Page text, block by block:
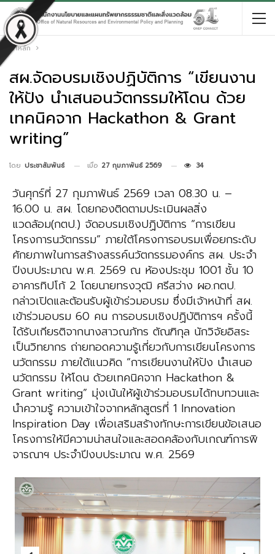
หน้าหลัก
สผ.จัดอบรมเชิงปฏิบัติการ “เขียนงาน
ให้ปัง นำเสนอนวัตกรรมให้โดน ด้วย
เทคนิคจาก Hackathon & Grant
writing”
โดย ประชาสัมพันธ์ เมื่อ 27 กุมภาพันธ์ 2569 34
วันศุกร์ที่ 27 กุมภาพันธ์ 2569 เวลา 08.30 น. –
16.00 น. สผ. โดยกองติดตามประเมินผลสิ่ง
แวดล้อม(กตป.) จัดอบรมเชิงปฏิบัติการ “การเขียน
โครงการนวัตกรรม” ภายใต้โครงการอบรมเพื่อยกระดับ
ศักยภาพในการสร้างสรรค์นวัตกรรมองค์กร สผ. ประจำ
ปีงบประมาณ พ.ศ. 2569 ณ ห้องประชุม 1001 ชั้น 10
อาคารทิปโก้ 2 โดยนายทรงวุฒิ ศรีสว่าง ผอ.กตป.
กล่าวเปิดและต้อนรับผู้เข้าร่วมอบรม ซึ่งมีเจ้าหน้าที่ สผ.
เข้าร่วมอบรม 60 คน การอบรมเชิงปฏิบัติการฯ ครั้งนี้
ได้รับเกียรติจากนางสาวณภัทร ตัณฑิกุล นักวิจัยอิสระ
เป็นวิทยากร ถ่ายทอดความรู้เกี่ยวกับการเขียนโครงการ
นวัตกรรม ภายใต้แนวคิด “การเขียนงานให้ปัง นำเสนอ
นวัตกรรม ให้โดน ด้วยเทคนิคจาก Hackathon &
Grant writing” มุ่งเน้นให้ผู้เข้าร่วมอบรมได้ทบทวนและ
นำความรู้ ความเข้าใจจากหลักสูตรที่ 1 Innovation
Inspiration Day เพื่อเสริมสร้างทักษะการเขียนข้อเสนอ
โครงการให้มีความน่าสนใจและสอดคล้องกับเกณฑ์การพิ
จารณาฯ ประจำปีงบประมาณ พ.ศ. 2569